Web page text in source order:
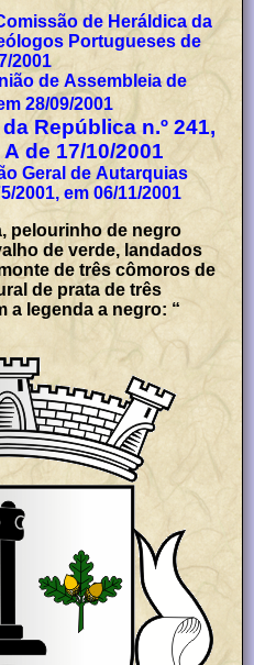
de Heráldica da
Portugueses de
2001
de Assembleia de
28/09/2001
República n.º 241,
de 17/10/2001
Geral de Autarquias
2001, em 06/11/2001
pelourinho de negro
de verde, landados
de três cômoros de
de prata de três
a legenda a negro: “